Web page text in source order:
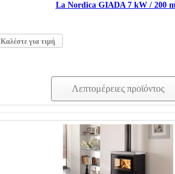
La Nordica GIADA 7 kW / 200
Καλέστε για τιμή
Λεπτομέρειες προϊόντος